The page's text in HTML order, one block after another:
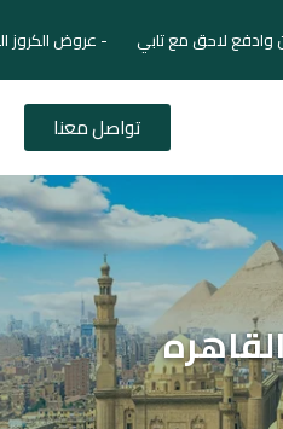
لاحق مع تابي - عروض الكروز
تواصل معنا